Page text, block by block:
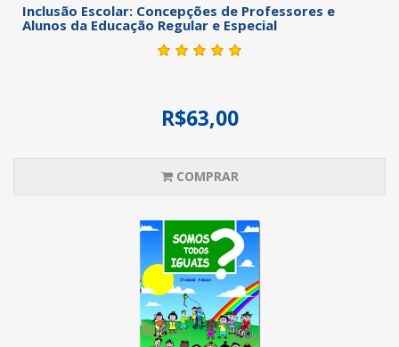
Inclusão Escolar: Concepções de Professores e
Alunos da Educação Regular e Especial
R$63,00
COMPRAR